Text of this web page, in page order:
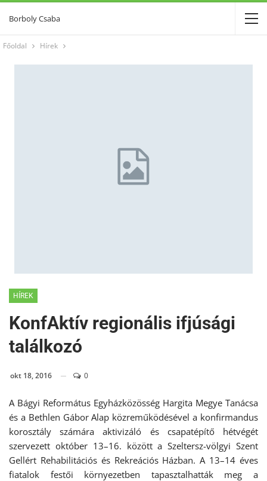
Borboly Csaba
Főoldal Hírek
HÍREK
KonfAktív regionális ifjúsági
találkozó
okt 18, 2016 0
A Bágyi Református Egyházközösség Hargita Megye Tanácsa
és a Bethlen Gábor Alap közreműködésével a konfirmandus
korosztály számára aktivizáló és csapatépítő hétvégét
szervezett október 13–16. között a Szeltersz-völgyi Szent
Gellért Rehabilitációs és Rekreációs Házban. A 13–14 éves
fiatalok festői környezetben tapasztalhatták meg a